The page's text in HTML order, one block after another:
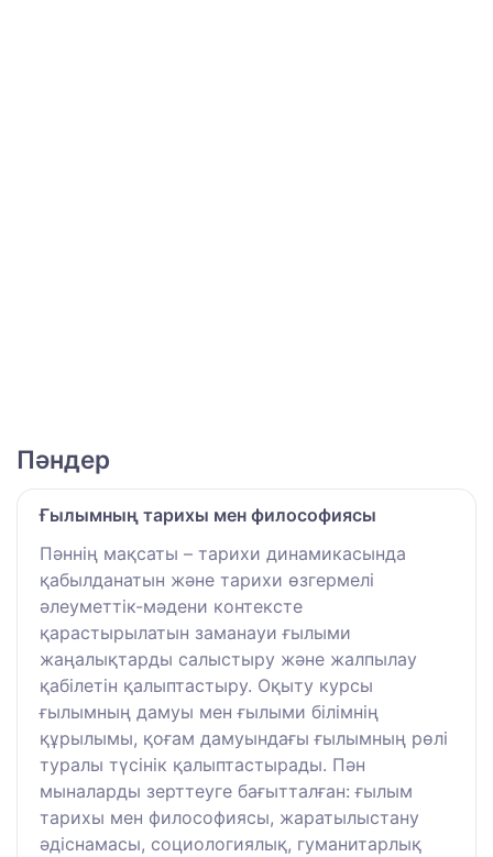
Пәндер
Ғылымның тарихы мен философиясы
Пәннің мақсаты – тарихи динамикасында
қабылданатын және тарихи өзгермелі
әлеуметтік-мәдени контексте
қарастырылатын заманауи ғылыми
жаңалықтарды салыстыру және жалпылау
қабілетін қалыптастыру. Оқыту курсы
ғылымның дамуы мен ғылыми білімнің
құрылымы, қоғам дамуындағы ғылымның рөлі
туралы түсінік қалыптастырады. Пән
мыналарды зерттеуге бағытталған: ғылым
тарихы мен философиясы, жаратылыстану
әдіснамасы, социологиялық, гуманитарлық